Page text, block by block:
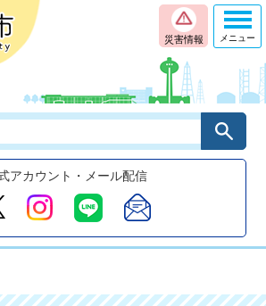
災害情報
アカウント・メール配信
メニュー